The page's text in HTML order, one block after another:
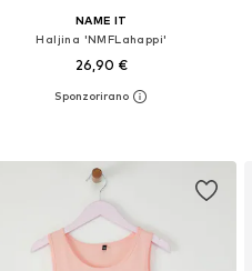
NAME IT
Haljina 'NMFLahappi'
26,90 €
Dostupno u više veličina